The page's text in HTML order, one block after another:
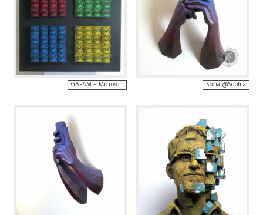
GAFAM – Microsoft Social@Sophia